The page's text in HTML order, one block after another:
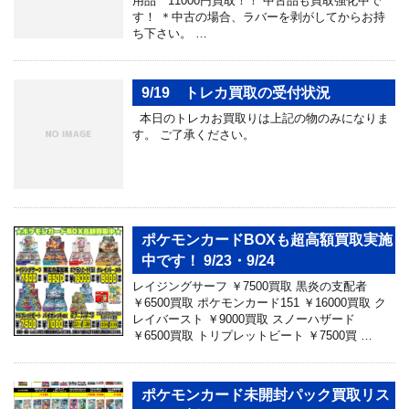
す！ ＊中古の場合、ラバーを剥がしてからお持
ち下さい。 …
9/19 トレカ買取の受付状況
本日のトレカお買取りは上記の物のみになりま
す。 ご了承ください。
ポケモンカードBOXも超高額買取実施
中です！ 9/23・9/24
レイジングサーフ ￥7500買取 黒炎の支配者
￥6500買取 ポケモンカード151 ￥16000買取 ク
レイバースト ￥9000買取 スノーハザード
￥6500買取 トリプレットビート ￥7500買 …
ポケモンカード未開封パック買取リス